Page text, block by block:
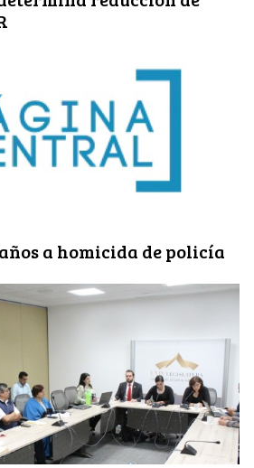
a homicida de policía